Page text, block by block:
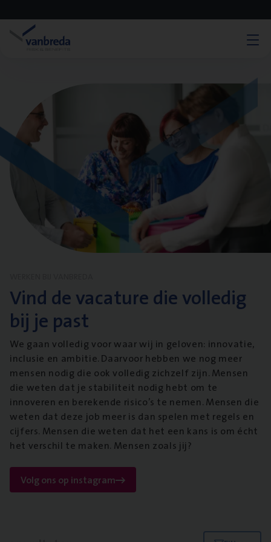
Vind de vacature die volledig
bij je past
We gaan volledig voor waar wij in geloven: innovatie,
inclusie en ambitie. Daarvoor hebben we nog meer
mensen nodig die ook volledig zichzelf zijn. Mensen
die weten dat je stabiliteit nodig hebt om te
innoveren en berekende risico’s te nemen. Mensen die
weten dat deze job meer is dan spelen met regels en
cijfers. Mensen die weten dat het een kans is om écht
het verschil te maken. Mensen zoals jij?
Volg ons op instagram